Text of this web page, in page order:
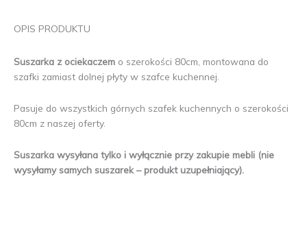
OPIS PRODUKTU
Suszarka z ociekaczem o szerokości 80cm, montowana do
szafki zamiast dolnej płyty w szafce kuchennej.
Pasuje do wszystkich górnych szafek kuchennych o szerokości
80cm z naszej oferty.
Suszarka wysyłana tylko i wyłącznie przy zakupie mebli (nie
wysyłamy samych suszarek – produkt uzupełniający).